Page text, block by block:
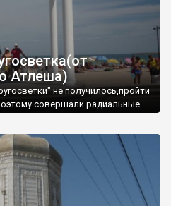
Атлеша)
не получилось,пройти
совершали радиальные